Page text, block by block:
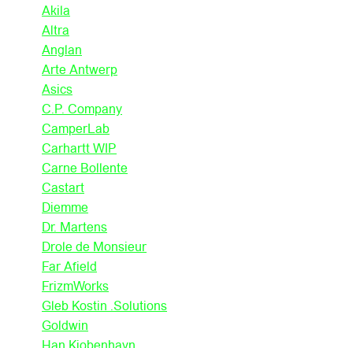
Akila
Altra
Anglan
Arte Antwerp
Asics
C.P. Company
CamperLab
Carhartt WIP
Carne Bollente
Castart
Diemme
Dr. Martens
Drole de Monsieur
Far Afield
FrizmWorks
Gleb Kostin .Solutions
Goldwin